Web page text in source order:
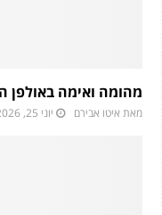
מהומה ואימה באולפן
מאת איטו אבירם יוני 25, 2026